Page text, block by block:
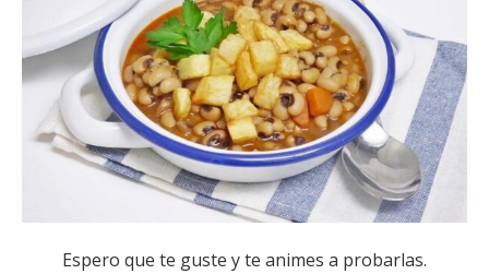
Espero que te guste y te animes a probarlas.